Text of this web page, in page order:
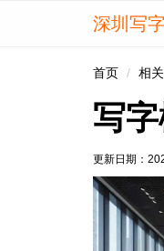
深圳写
首页 相
写
更新日期：